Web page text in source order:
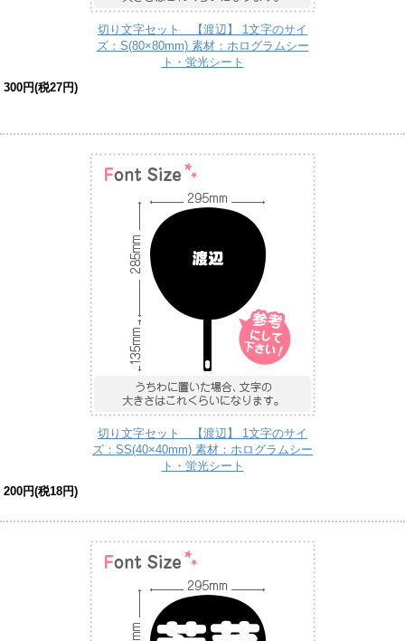
切り文字セット 【渡辺】 1文字のサイ
ズ：S(80×80mm) 素材：ホログラムシー
ト・蛍光シート
300円(税27円)
切り文字セット 【渡辺】 1文字のサイ
ズ：SS(40×40mm) 素材：ホログラムシー
ト・蛍光シート
200円(税18円)